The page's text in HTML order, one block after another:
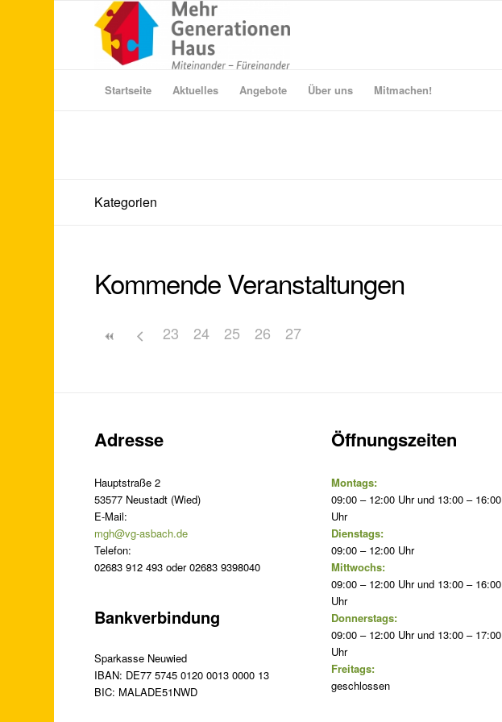
Startseite Aktuelles Angebote Über uns Mitmachen!
Kategorien
Kommende Veranstaltungen
23 24 25 26 27
Adresse
Hauptstraße 2
53577 Neustadt (Wied)
E-Mail:
mgh@vg-asbach.de
Telefon:
02683 912 493 oder 02683 9398040
Bankverbindung
Sparkasse Neuwied
IBAN: DE77 5745 0120 0013 0000 13
BIC: MALADE51NWD
Öffnungszeiten
Montags:
09:00 – 12:00 Uhr und 13:00 – 16:00
Uhr
Dienstags:
09:00 – 12:00 Uhr
Mittwochs:
09:00 – 12:00 Uhr und 13:00 – 16:00
Uhr
Donnerstags:
09:00 – 12:00 Uhr und 13:00 – 17:00
Uhr
Freitags:
geschlossen